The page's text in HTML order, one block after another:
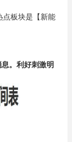
点板块是【新能
。利好刺激明